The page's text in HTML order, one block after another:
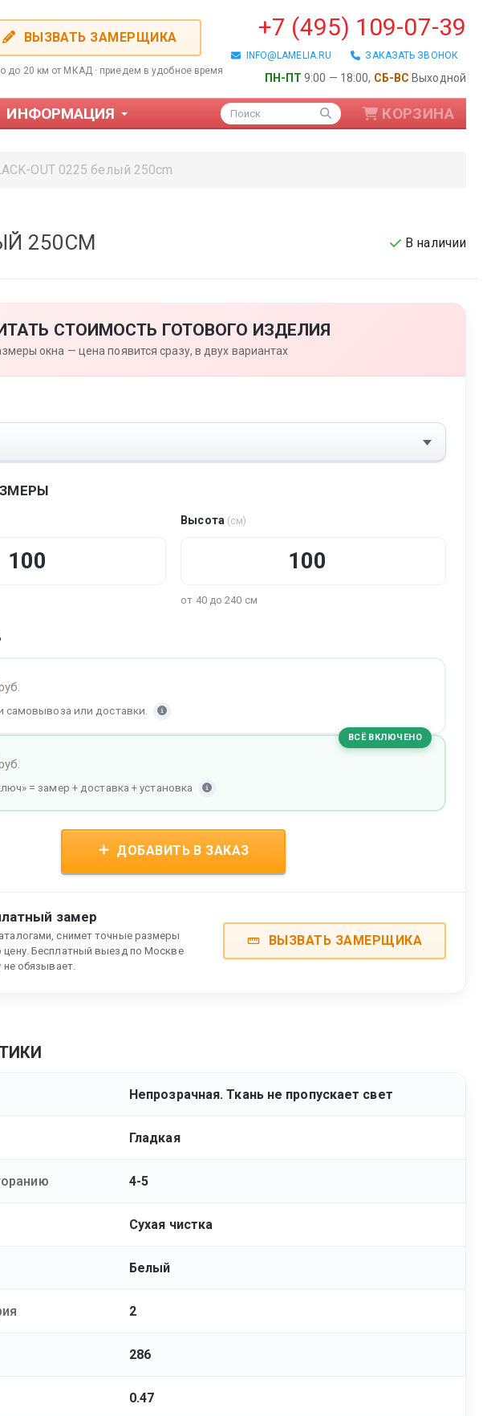
ВЫЗВАТЬ ЗАМЕРЩИКА
до 20 км от МКАД · приедем в удобное время
+7 (495) 109-07-39
INFO@LAMELIA.RU ЗАКАЗАТЬ ЗВОНОК
ПН-ПТ 9:00 — 18:00, СБ-ВС Выходной
ИНФОРМАЦИЯ Поиск КОРЗИНА
OUT 0225 белый 250cm
250CM В наличии
СТОИМОСТЬ ГОТОВОГО ИЗДЕЛИЯ
окна — цена появится сразу, в двух вариантах
Высота (см)
от 40 до 240 см
самовывоза или доставки.
ВСЁ ВКЛЮЧЕНО
= замер + доставка + установка
ДОБАВИТЬ В ЗАКАЗ
замер
снимет точные размеры
цену. Бесплатный выезд по Москве
не обязывает.
ВЫЗВАТЬ ЗАМЕРЩИКА
Непрозрачная. Ткань не пропускает свет
Гладкая
4-5
Сухая чистка
Белый
2
286
0.47